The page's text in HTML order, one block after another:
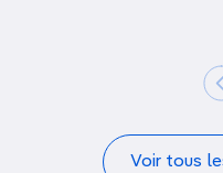
Voir tous